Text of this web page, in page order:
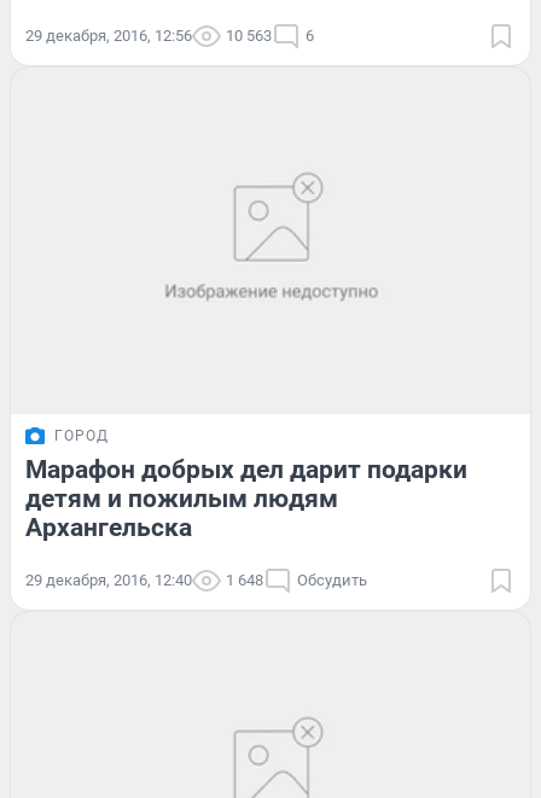
29 декабря, 2016, 12:56 10 563 6
ГОРОД
Марафон добрых дел дарит подарки
детям и пожилым людям
Архангельска
29 декабря, 2016, 12:40 1 648 Обсудить